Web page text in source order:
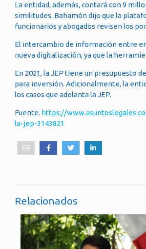
La entidad, además, contará con 9
similitudes. Bahamón dijo que la
funcionarios y abogados revisen los
El intercambio de información entre
nueva digitalización, ya que la
En 2021, la JEP tiene un presupuesto
para inversión. Adicionalmente, la
los casos que adelanta la JEP.
Fuente. https://
la-jep-3143821
Relacionados